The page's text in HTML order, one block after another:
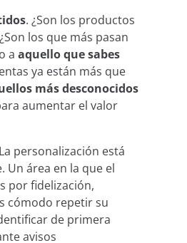
. ¿Son los productos
los que más pasan
a aquello que sabes
ya están más que
más desconocidos
aumentar el valor
personalización está
Un área en la que el
por fidelización,
cómodo repetir su
de primera
avisos
que almacenan y
puede ser muy
en tu idioma o
de anuncios,
todas las cookies
o rechazar su uso
utilizamos en nuestro